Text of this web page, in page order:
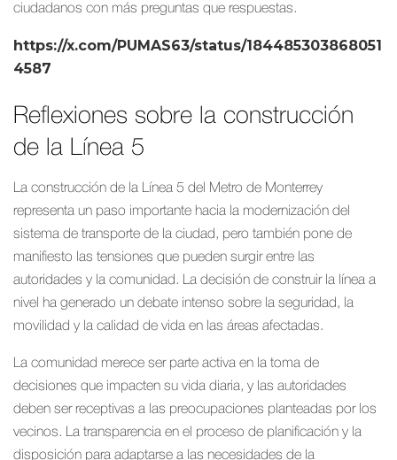
ciudadanos con más preguntas que respuestas.
https://x.com/PUMAS63/status/184485303868051
4587
Reflexiones sobre la construcción
de la Línea 5
La construcción de la Línea 5 del Metro de Monterrey
representa un paso importante hacia la modernización del
sistema de transporte de la ciudad, pero también pone de
manifiesto las tensiones que pueden surgir entre las
autoridades y la comunidad. La decisión de construir la línea a
nivel ha generado un debate intenso sobre la seguridad, la
movilidad y la calidad de vida en las áreas afectadas.
La comunidad merece ser parte activa en la toma de
decisiones que impacten su vida diaria, y las autoridades
deben ser receptivas a las preocupaciones planteadas por los
vecinos. La transparencia en el proceso de planificación y la
disposición para adaptarse a las necesidades de la